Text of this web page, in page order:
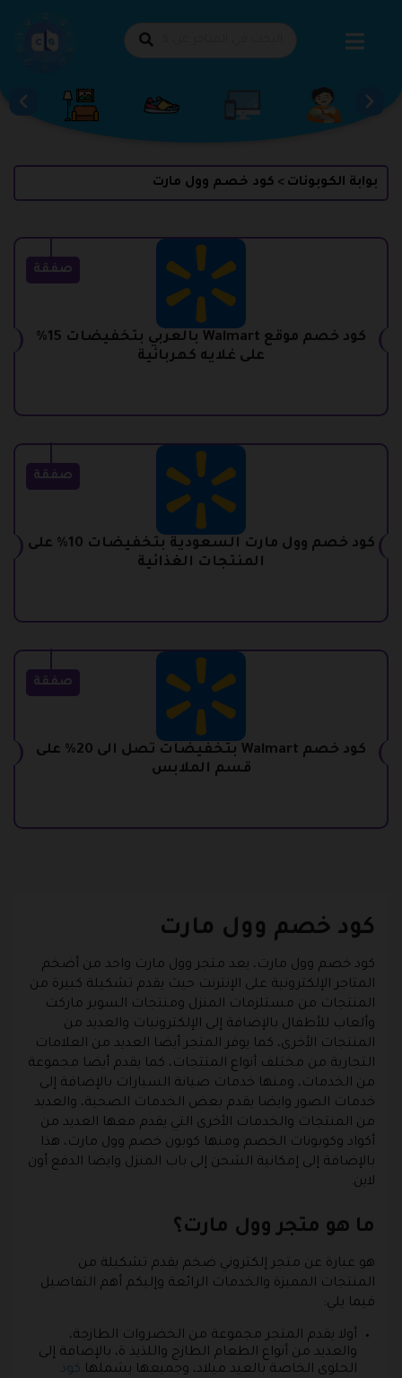
بوابة الكوبونات > كود خصم وول مارت
صفقة
كود خصم موقع Walmart بالعربي بتخفيضات 15%
على غلايه كهربائية
صفقة
كود خصم وول مارت السعودية بتخفيضات 10% على
المنتجات الغذائية
صفقة
كود خصم Walmart بتخفيضات تصل الى 20% على
قسم الملابس
كود خصم وول مارت
كود خصم وول مارت، يعد متجر وول مارت واحد من أضخم
المتاجر الإلكترونية على الإنترنت حيث يقدم تشكيلة كبيرة من
المنتجات من مستلزمات المنزل ومنتجات السوبر ماركت
وألعاب للأطفال بالإضافة إلى الإلكترونيات والعديد من
المنتجات الأخرى، كما يوفر المتجر أيضا العديد من العلامات
التجارية من مختلف أنواع المنتجات، كما يقدم أيضا مجموعة
من الخدمات، ومنها خدمات صيانة السيارات بالإضافة إلى
خدمات الصور وايضا يقدم بعض الخدمات الصحية، والعديد
من المنتجات والخدمات الأخرى التي يقدم معها العديد من
أكواد وكوبونات الخصم ومنها كوبون خصم وول مارت، هذا
بالإضافة إلى إمكانية الشحن إلى باب المنزل وايضا الدفع أون
لاين.
ما هو متجر وول مارت؟
هو عبارة عن متجر إلكتروني ضخم يقدم تشكيلة من
المنتجات المميزة والخدمات الرائعة وإليكم أهم التفاصيل
فيما يلي:
أولا يقدم المتجر مجموعة من الخضروات الطازجة،
والعديد من أنواع الطعام الطازج واللذيذ ة، بالإضافة إلى
الحلوى الخاصة بالعيد ميلاد، وجميعها يشملها كود